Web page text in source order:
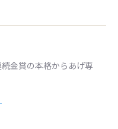
金賞の本格からあげ専